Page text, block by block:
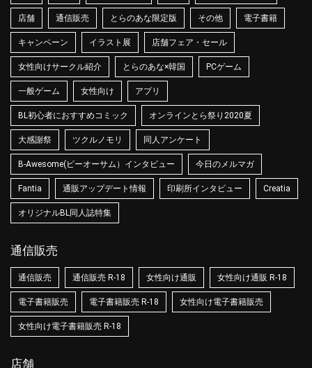
店舗 通信販売 とらのあな限定版 その他 電子書籍
キャンペーン イラスト展 店舗フェア・セール
女性向けサークル紹介 とらのあな×韓国 PCゲーム
一般ゲーム 女性向け アプリ
BL初心者におすすめコミック オンラインとら祭り2020夏
大感謝祭 ツクルノモリ 同人アンケート
B-Awesome(ビーオーサム）インタビュー 今日のメルマガ
Fantia 通販アップデート情報 印刷所インタビュー Creatia
オリジナルBL同人誌特集
通信販売
通信販売 通信販売 R-18 女性向け通販 女性向け通販 R-18
電子書籍販売 電子書籍販売 R-18 女性向け電子書籍販売
女性向け電子書籍販売 R-18
店舗